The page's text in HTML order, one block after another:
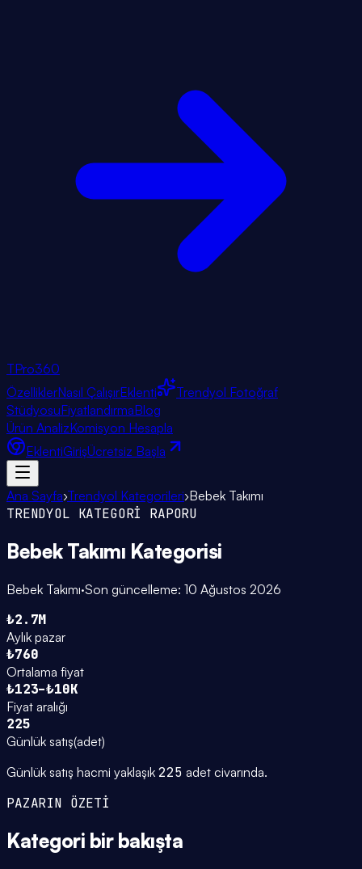
TPro360
ÖzelliklerNasıl ÇalışırEklenti
Trendyol Fotoğraf
StüdyosuFiyatlandırmaBlog
Ürün AnalizKomisyon Hesapla
EklentiGirişÜcretsiz Başla
Ana Sayfa›Trendyol Kategorileri›Bebek Takımı
TRENDYOL KATEGORİ RAPORU
Bebek Takımı Kategorisi
Bebek Takımı·Son güncelleme: 10 Ağustos 2026
₺2.7M
Aylık pazar
₺760
Ortalama fiyat
₺123–₺10K
Fiyat aralığı
225
Günlük satış(adet)
Günlük satış hacmi yaklaşık 225 adet civarında.
PAZARIN ÖZETİ
Kategori bir bakışta